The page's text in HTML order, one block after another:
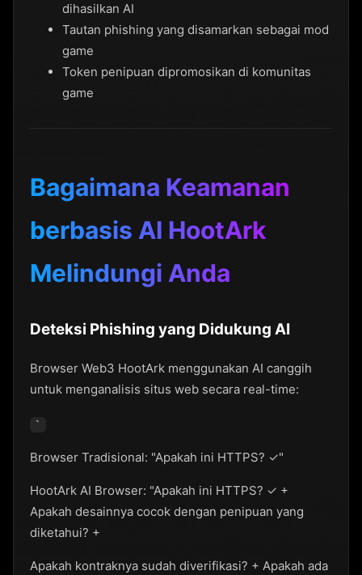
dihasilkan AI
Tautan phishing yang disamarkan sebagai mod
game
Token penipuan dipromosikan di komunitas
game
Bagaimana Keamanan
berbasis AI HootArk
Melindungi Anda
Deteksi Phishing yang Didukung AI
Browser Web3 HootArk menggunakan AI canggih
untuk menganalisis situs web secara real-time:
`
Browser Tradisional: "Apakah ini HTTPS? ✓"
HootArk AI Browser: "Apakah ini HTTPS? ✓ +
Apakah desainnya cocok dengan penipuan yang
diketahui? +
Apakah kontraknya sudah diverifikasi? + Apakah ada